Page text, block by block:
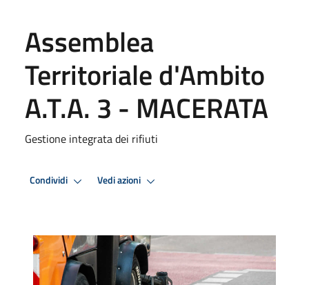
Assemblea
Territoriale d'Ambito
A.T.A. 3 - MACERATA
Gestione integrata dei rifiuti
Condividi Vedi azioni